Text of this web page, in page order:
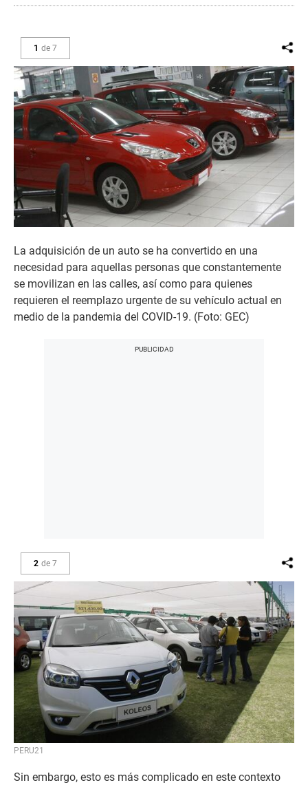
1 de 7
La adquisición de un auto se ha convertido en una
necesidad para aquellas personas que constantemente
se movilizan en las calles, así como para quienes
requieren el reemplazo urgente de su vehículo actual en
medio de la pandemia del COVID-19. (Foto: GEC)
2 de 7
PERU21
Sin embargo, esto es más complicado en este contexto